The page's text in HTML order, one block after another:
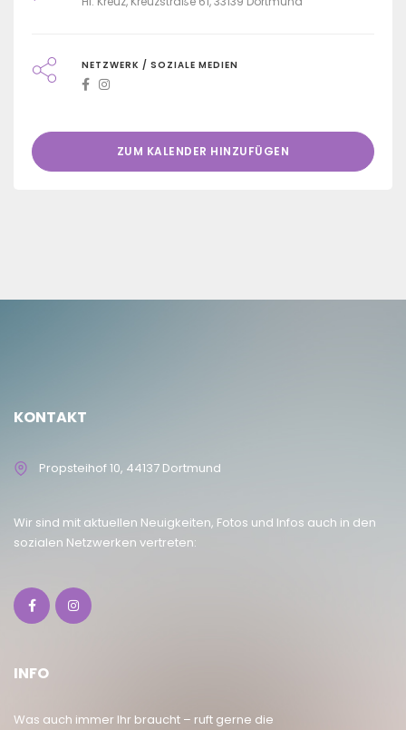
NETZWERK / SOZIALE MEDIEN
ZUM KALENDER HINZUFÜGEN
KONTAKT
Propsteihof 10, 44137 Dortmund
Wir sind mit aktuellen Neuigkeiten, Fotos und Infos auch in den
sozialen Netzwerken vertreten:
INFO
Was auch immer Ihr braucht – ruft gerne die